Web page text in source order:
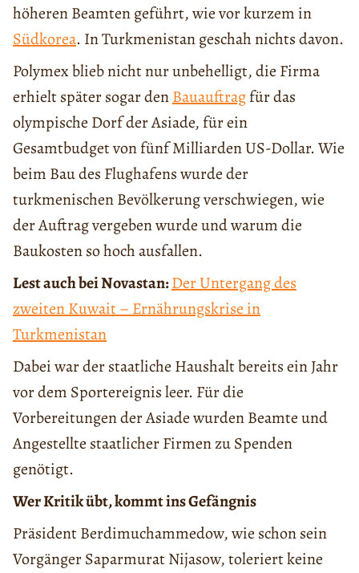
höheren Beamten geführt, wie vor kurzem in
Südkorea. In Turkmenistan geschah nichts davon.
Polymex blieb nicht nur unbehelligt, die Firma
erhielt später sogar denBauauftragfür das
olympische Dorf der Asiade, für ein
Gesamtbudget von fünf Milliarden US-Dollar. Wie
beim Bau des Flughafens wurde der
turkmenischen Bevölkerung verschwiegen, wie
der Auftrag vergeben wurde und warum die
Baukosten so hoch ausfallen.
Lest auch bei Novastan:Der Untergang des
zweiten Kuwait – Ernährungskrise in
Turkmenistan
Dabei war der staatliche Haushalt bereits ein Jahr
vor dem Sportereignis leer. Für die
Vorbereitungen der Asiade wurden Beamte und
Angestellte staatlicher Firmen zu Spenden
genötigt.
Wer Kritik übt, kommt ins Gefängnis
Präsident Berdimuchammedow, wie schon sein
Vorgänger Saparmurat Nijasow, toleriert keine